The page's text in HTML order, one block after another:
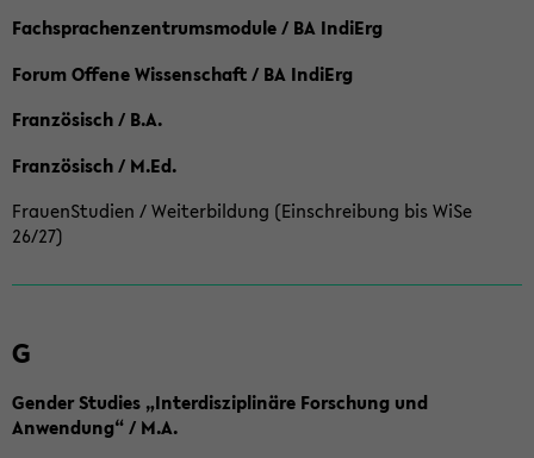
Fachsprachenzentrumsmodule / BA IndiErg
Forum Offene Wissenschaft / BA IndiErg
Französisch / B.A.
Französisch / M.Ed.
FrauenStudien / Weiterbildung (Einschreibung bis WiSe
26/27)
G
Gender Studies „Interdisziplinäre Forschung und
Anwendung“ / M.A.